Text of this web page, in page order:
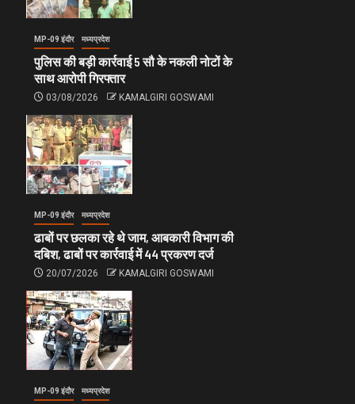
MP-09 इंदौर मध्यप्रदेश
पुलिस की बड़ी कार्रवाई 5 सौ के नकली नोटों के
साथ आरोपी गिरफ्तार
03/08/2026 KAMALGIRI GOSWAMI
MP-09 इंदौर मध्यप्रदेश
ढाबों पर छलका रहे थे जाम, आबकारी विभाग की
दबिश, ढाबों पर कार्रवाई में 44 प्रकरण दर्ज
20/07/2026 KAMALGIRI GOSWAMI
MP-09 इंदौर मध्यप्रदेश